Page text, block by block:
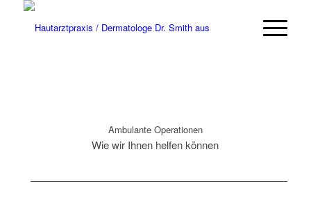
Ambulante Operationen
Wie wir Ihnen helfen können